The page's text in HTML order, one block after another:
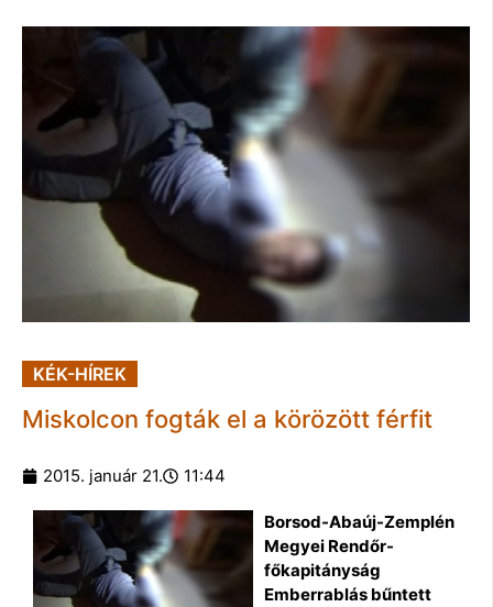
KÉK-HÍREK
Miskolcon fogták el a körözött férfit
2015. január 21. 11:44
Borsod-Abaúj-Zemplén
Megyei Rendőr-
főkapitányság
Emberrablás bűntett